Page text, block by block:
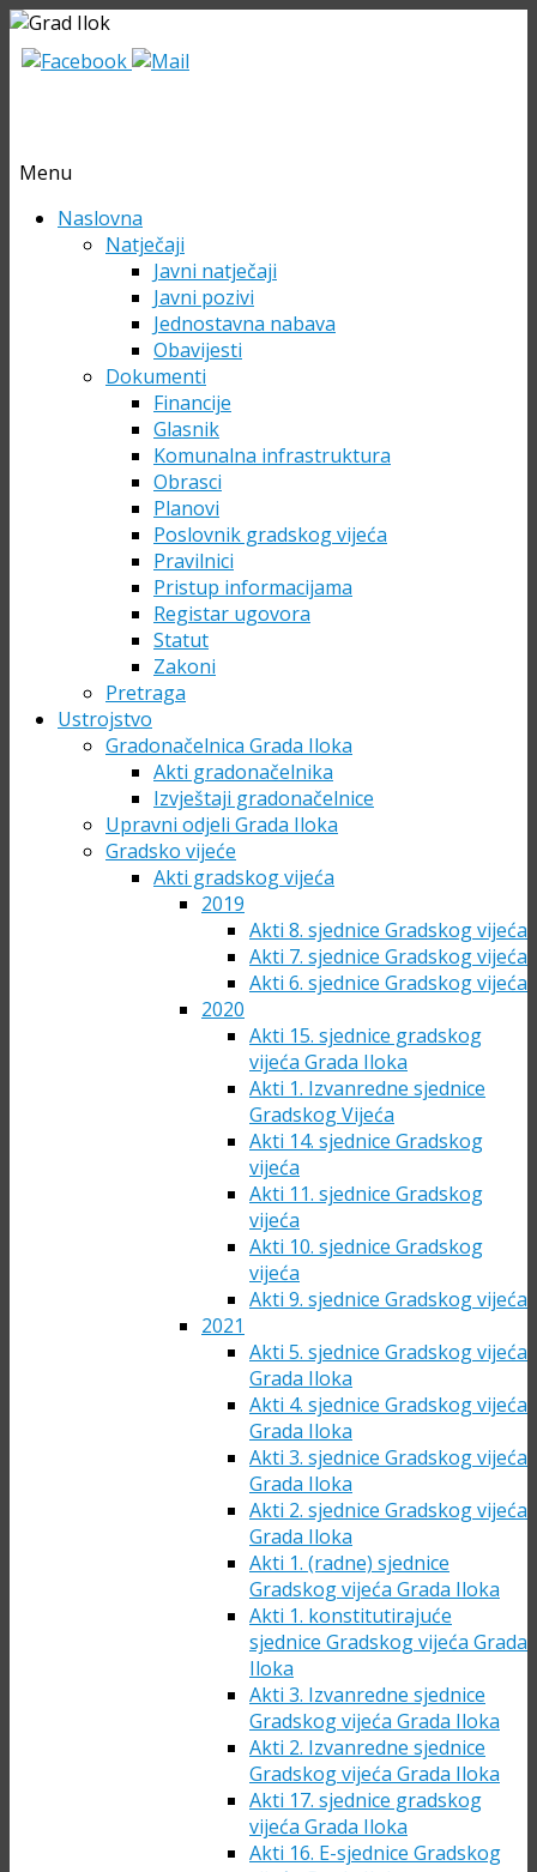
Menu
Skip Naslovna
Natječaji
Javni natječaji
Javni pozivi
Jednostavna nabava
Obavijesti
Dokumenti
Financije
Glasnik
Komunalna infrastruktura
Obrasci
Planovi
Poslovnik gradskog vijeća
Pravilnici
Pristup informacijama
Registar ugovora
Statut
Zakoni
Pretraga
Ustrojstvo
Gradonačelnica Grada Iloka
Akti gradonačelnika
Izvještaji gradonačelnice
Upravni odjeli Grada Iloka
Gradsko vijeće
Akti gradskog vijeća
2019
Akti 8. sjednice Gradskog vijeća
Akti 7. sjednice Gradskog vijeća
Akti 6. sjednice Gradskog vijeća
2020
Akti 15. sjednice gradskog
vijeća Grada Iloka
Akti 1. Izvanredne sjednice
Gradskog Vijeća
Akti 14. sjednice Gradskog
vijeća
Akti 11. sjednice Gradskog
vijeća
Akti 10. sjednice Gradskog
vijeća
Akti 9. sjednice Gradskog vijeća
2021
Akti 5. sjednice Gradskog vijeća
Grada Iloka
Akti 4. sjednice Gradskog vijeća
Grada Iloka
Akti 3. sjednice Gradskog vijeća
Grada Iloka
Akti 2. sjednice Gradskog vijeća
Grada Iloka
Akti 1. (radne) sjednice
Gradskog vijeća Grada Iloka
Akti 1. konstitutirajuće
sjednice Gradskog vijeća Grada
Iloka
Akti 3. Izvanredne sjednice
Gradskog vijeća Grada Iloka
Akti 2. Izvanredne sjednice
Gradskog vijeća Grada Iloka
Akti 17. sjednice gradskog
vijeća Grada Iloka
Akti 16. E-sjednice Gradskog